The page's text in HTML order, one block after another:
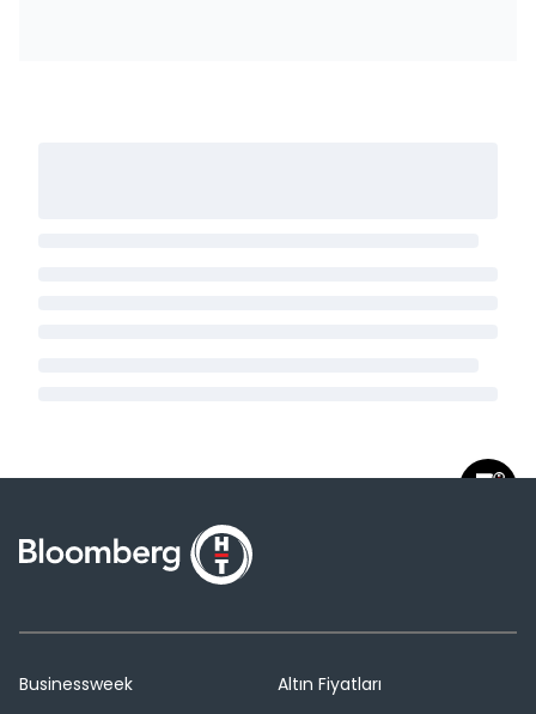
Businessweek
Altın Fiyatları